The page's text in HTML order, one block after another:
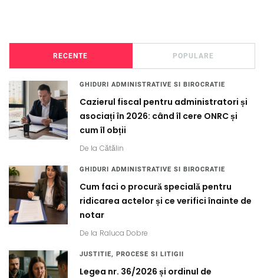
RECENTE POPULARE
GHIDURI ADMINISTRATIVE SI BIROCRATIE
Cazierul fiscal pentru administratori și
asociați în 2026: când îl cere ONRC și
cum îl obții
De la Cătălin
GHIDURI ADMINISTRATIVE SI BIROCRATIE
Cum faci o procură specială pentru
ridicarea actelor și ce verifici înainte de
notar
De la Raluca Dobre
JUSTITIE, PROCESE SI LITIGII
Legea nr. 36/2026 și ordinul de